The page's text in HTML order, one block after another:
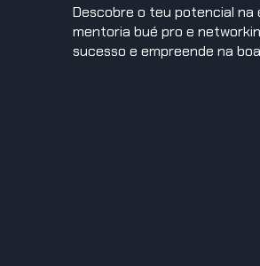
Descobre o teu potencial na
mentoria bué pro e
sucesso e empreende na